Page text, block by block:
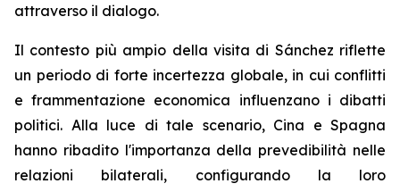
attraverso il dialogo.
Il contesto più ampio della visita di Sánchez riflette
un periodo di forte incertezza globale, in cui conflitti
e frammentazione economica influenzano i dibatti
politici. Alla luce di tale scenario, Cina e Spagna
hanno ribadito l'importanza della prevedibilità nelle
relazioni bilaterali, configurando la loro